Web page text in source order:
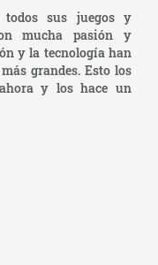
sus juegos y
mucha pasión y
y la tecnología han
grandes. Esto los
y los hace un